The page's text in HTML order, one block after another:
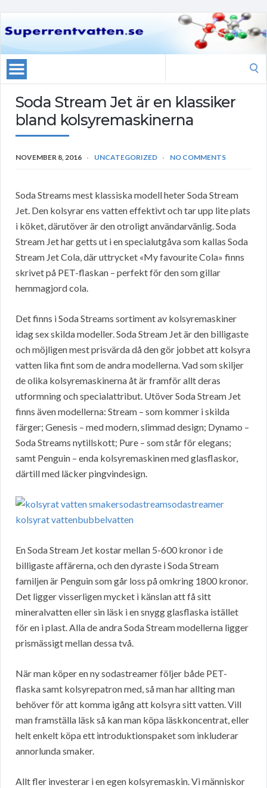
Soda Stream Jet är en klassiker
bland kolsyremaskinerna
NOVEMBER 8, 2016 UNCATEGORIZED NO COMMENTS
Soda Streams mest klassiska modell heter Soda Stream
Jet. Den kolsyrar ens vatten effektivt och tar upp lite plats
i köket, därutöver är den otroligt användarvänlig. Soda
Stream Jet har getts ut i en specialutgåva som kallas Soda
Stream Jet Cola, där uttrycket «My favourite Cola» finns
skrivet på PET-flaskan – perfekt för den som gillar
hemmagjord cola.
Det finns i Soda Streams sortiment av kolsyremaskiner
idag sex skilda modeller. Soda Stream Jet är den billigaste
och möjligen mest prisvärda då den gör jobbet att kolsyra
vatten lika fint som de andra modellerna. Vad som skiljer
de olika kolsyremaskinerna åt är framför allt deras
utformning och specialattribut. Utöver Soda Stream Jet
finns även modellerna: Stream – som kommer i skilda
färger; Genesis – med modern, slimmad design; Dynamo –
Soda Streams nytillskott; Pure – som står för elegans;
samt Penguin – enda kolsyremaskinen med glasflaskor,
därtill med läcker pingvindesign.
En Soda Stream Jet kostar mellan 5-600 kronor i de
billigaste affärerna, och den dyraste i Soda Stream
familjen är Penguin som går loss på omkring 1800 kronor.
Det ligger visserligen mycket i känslan att få sitt
mineralvatten eller sin läsk i en snygg glasflaska istället
för en i plast. Alla de andra Soda Stream modellerna ligger
prismässigt mellan dessa två.
När man köper en ny sodastreamer följer både PET-
flaska samt kolsyrepatron med, så man har allting man
behöver för att komma igång att kolsyra sitt vatten. Vill
man framställa läsk så kan man köpa läskkoncentrat, eller
helt enkelt köpa ett introduktionspaket som inkluderar
annorlunda smaker.
Allt fler investerar i en egen kolsyremaskin. Vi människor